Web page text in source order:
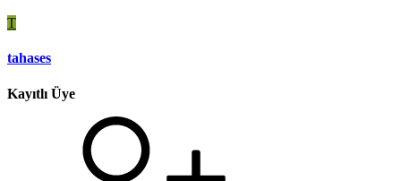
T
tahases
Kayıtlı Üye